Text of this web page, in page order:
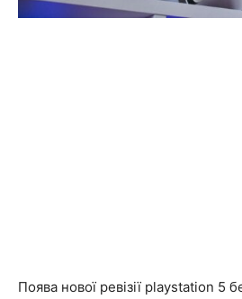
Поява нової ревізії playstation 5